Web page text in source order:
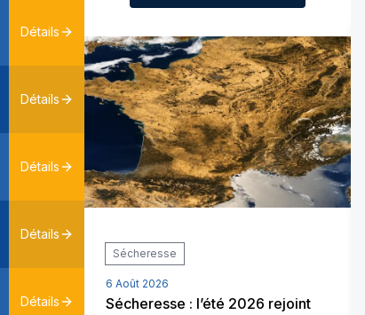
Détails
Détails
Détails
Détails
Détails
Sécheresse
6 Août 2026
Sécheresse : l’été 2026 rejoint